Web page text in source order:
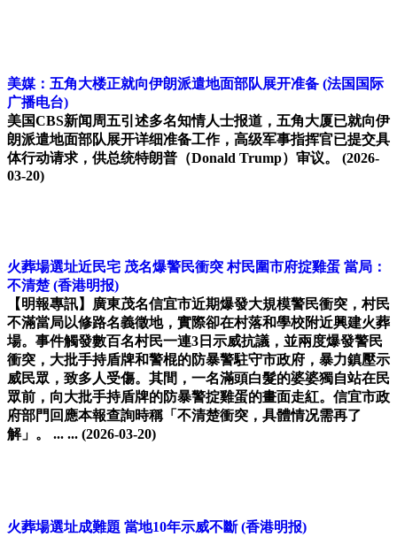
美媒：五角大楼正就向伊朗派遣地面部队展开准备 (法国国际
广播电台)
美国CBS新闻周五引述多名知情人士报道，五角大厦已就向伊
朗派遣地面部队展开详细准备工作，高级军事指挥官已提交具
体行动请求，供总统特朗普（Donald Trump）审议。 (2026-
03-20)
火葬場選址近民宅 茂名爆警民衝突 村民圍市府掟雞蛋 當局：
不清楚 (香港明报)
【明報專訊】廣東茂名信宜市近期爆發大規模警民衝突，村民
不滿當局以修路名義徵地，實際卻在村落和學校附近興建火葬
場。事件觸發數百名村民一連3日示威抗議，並兩度爆發警民
衝突，大批手持盾牌和警棍的防暴警駐守市政府，暴力鎮壓示
威民眾，致多人受傷。其間，一名滿頭白髮的婆婆獨自站在民
眾前，向大批手持盾牌的防暴警掟雞蛋的畫面走紅。信宜市政
府部門回應本報查詢時稱「不清楚衝突，具體情况需再了
解」。 ... ... (2026-03-20)
火葬場選址成難題 當地10年示威不斷 (香港明报)